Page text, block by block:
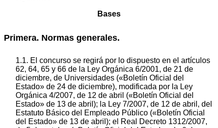
Bases
Primera. Normas generales.
1.1. El concurso se regirá por lo dispuesto en el artículos
62, 64, 65 y 66 de la Ley Orgánica 6/2001, de 21 de
diciembre, de Universidades («Boletín Oficial del
Estado» de 24 de diciembre), modificada por la Ley
Orgánica 4/2007, de 12 de abril («Boletín Oficial del
Estado» de 13 de abril); la Ley 7/2007, de 12 de abril, del
Estatuto Básico del Empleado Público («Boletín Oficial
del Estado» de 13 de abril); el Real Decreto 1312/2007,